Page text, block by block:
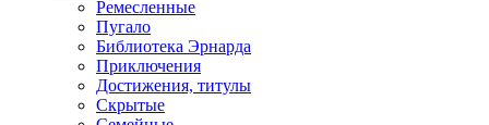
Ремесленные
Пугало
Библиотека Эрнарда
Приключения
Достижения, титулы
Скрытые